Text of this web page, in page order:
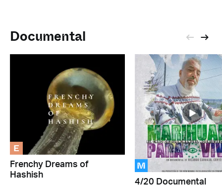
Documental
E
Frenchy Dreams of
Hashish
M
4/20 Documental